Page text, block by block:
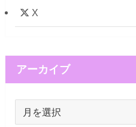
X
アーカイブ